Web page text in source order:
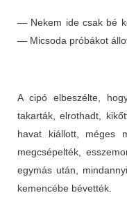
— Nekem ide csak bé
— Micsoda próbákot
A cipó elbeszélte,
takarták, elrothadt,
havat kiállott, méges
megcsépelték,
egymás után,
kemencébe bévették.